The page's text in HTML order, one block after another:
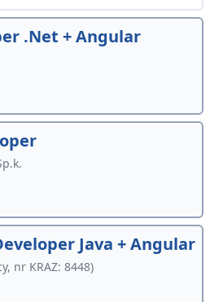
.Net + Angular
Java + Angular
nr KRAZ: 8448)